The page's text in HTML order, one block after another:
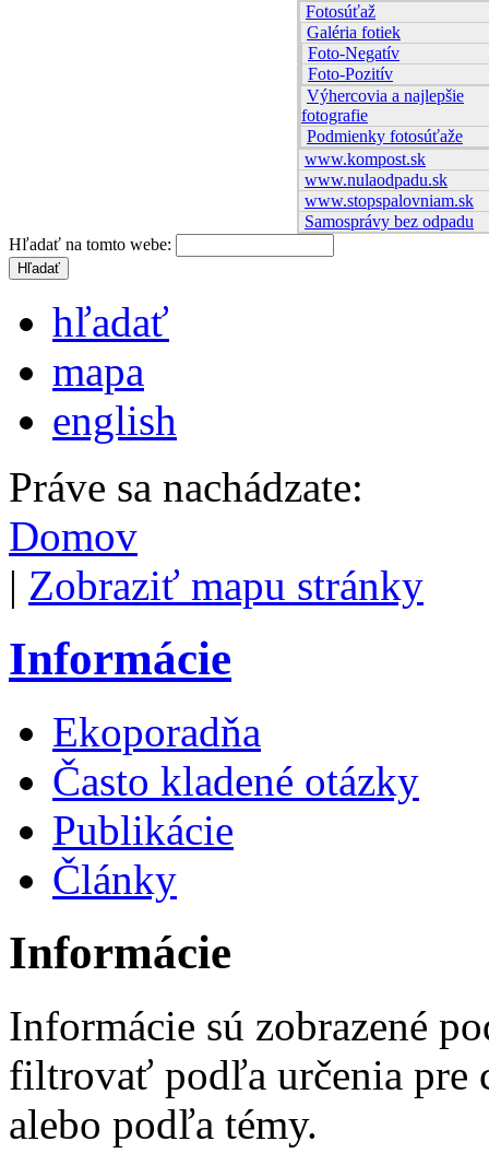
Fotosúťaž
Galéria fotiek
Foto-Negatív
Foto-Pozitív
Výhercovia a najlepšie
fotografie
Podmienky fotosúťaže
www.kompost.sk
www.nulaodpadu.sk
www.stopspalovniam.sk
Samosprávy bez odpadu
Hľadať na tomto webe:
hľadať
mapa
english
Práve sa nachádzate:
Domov
| Zobraziť mapu stránky
Informácie
Ekoporadňa
Často kladené otázky
Publikácie
Články
Informácie
Informácie sú zobrazené
filtrovať podľa určenia pre
alebo podľa témy.